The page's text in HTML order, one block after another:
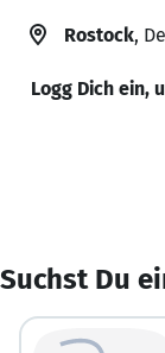
Rostock,
Logg Dich ein,
Suchst Du